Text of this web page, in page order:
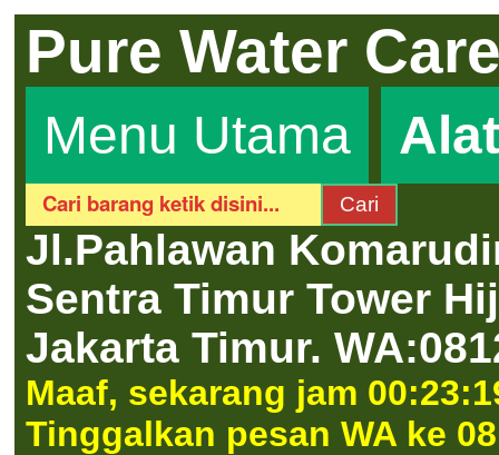
Pure Water
Menu Utama
Jl.Pahlawan
Sentra Timur Tower
Jakarta Timur.
Maaf, sekarang jam
Tinggalkan pesan WA ke